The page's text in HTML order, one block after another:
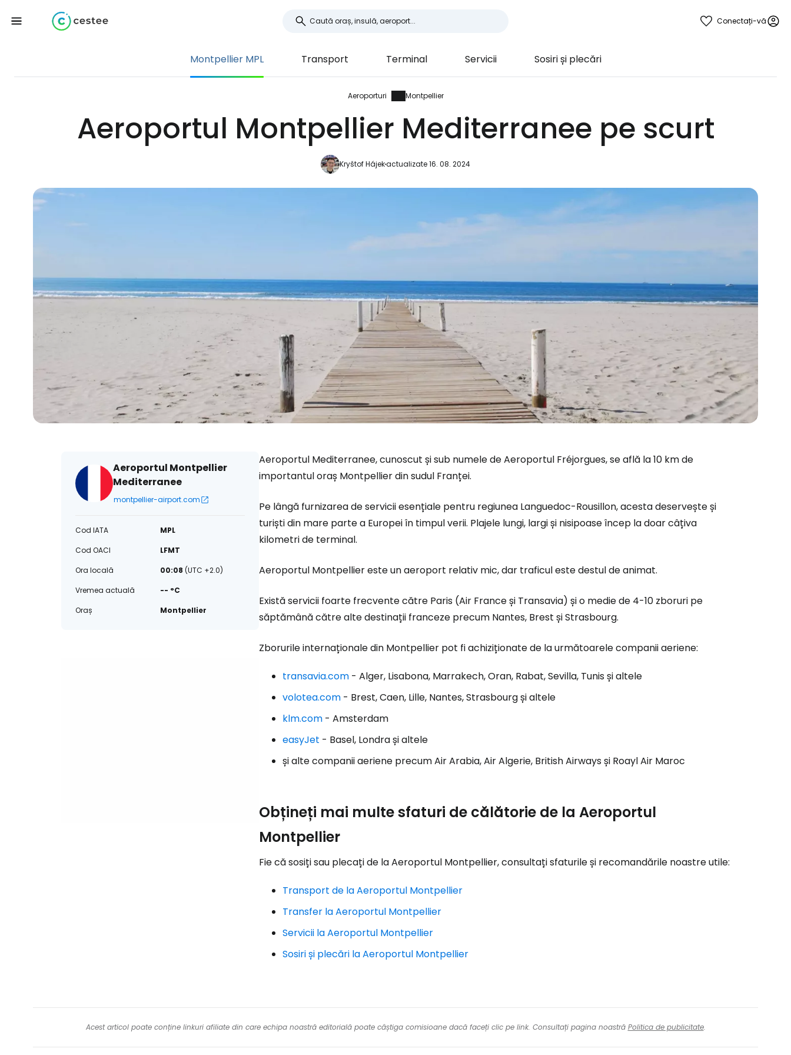
Conectați-vă
Montpellier MPL Transport Terminal Servicii Sosiri și plecări
Aeroporturi Montpellier
Aeroportul Montpellier Mediterranee pe scurt
Kryštof Hájekactualizate 16. 08. 2024
Aeroportul Montpellier
Mediterranee
montpellier-airport.com
Cod IATA
MPL
Cod OACI
LFMT
Ora locală
00:08 (UTC +2.0)
Vremea actuală
-- °C
Oraș
Montpellier
Aeroportul Mediterranee, cunoscut și sub numele de Aeroportul Fréjorgues, se află la 10 km de
importantul oraș Montpellier din sudul Franței.
Pe lângă furnizarea de servicii esențiale pentru regiunea Languedoc-Rousillon, acesta deservește și
turiști din mare parte a Europei în timpul verii. Plajele lungi, largi și nisipoase încep la doar câțiva
kilometri de terminal.
Aeroportul Montpellier este un aeroport relativ mic, dar traficul este destul de animat.
Există servicii foarte frecvente către Paris (Air France și Transavia) și o medie de 4-10 zboruri pe
săptămână către alte destinații franceze precum Nantes, Brest și Strasbourg.
Zborurile internaționale din Montpellier pot fi achiziționate de la următoarele companii aeriene:
transavia.com - Alger, Lisabona, Marrakech, Oran, Rabat, Sevilla, Tunis și altele
volotea.com - Brest, Caen, Lille, Nantes, Strasbourg și altele
klm.com - Amsterdam
easyJet - Basel, Londra și altele
și alte companii aeriene precum Air Arabia, Air Algerie, British Airways și Roayl Air Maroc
Obțineți mai multe sfaturi de călătorie de la Aeroportul
Montpellier
Fie că sosiți sau plecați de la Aeroportul Montpellier, consultați sfaturile și recomandările noastre utile:
Transport de la Aeroportul Montpellier
Transfer la Aeroportul Montpellier
Servicii la Aeroportul Montpellier
Sosiri și plecări la Aeroportul Montpellier
Acest articol poate conține linkuri afiliate din care echipa noastră editorială poate câștiga comisioane dacă faceți clic pe link. Consultați pagina noastră Politica de publicitate.
Conectați-vă la Cestee
... comunitatea mondială a călătorilor
Continuați cu e-mailul